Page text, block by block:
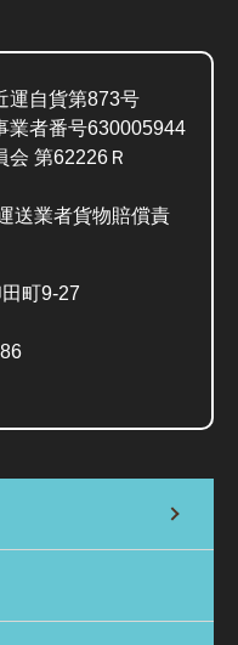
自貨第873号
者番号630005944
第62226Ｒ
送業者貨物賠償責
町9-27